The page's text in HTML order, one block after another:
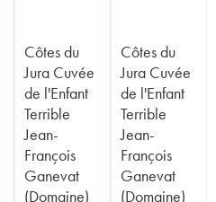
Côtes du
Jura Cuvée
de l'Enfant
Terrible
Jean-
François
Ganevat
(Domaine)
Côtes du
Jura Cuvée
de l'Enfant
Terrible
Jean-
François
Ganevat
(Domaine)